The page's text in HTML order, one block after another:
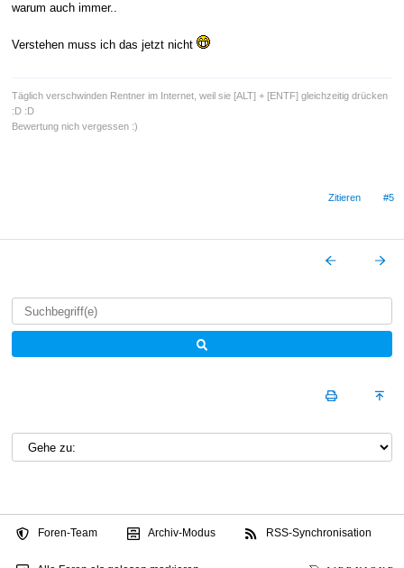
warum auch immer..
Verstehen muss ich das jetzt nicht
Täglich verschwinden Rentner im Internet, weil sie [ALT] + [ENTF] gleichzeitig drücken
:D :D
Bewertung nich vergessen :)
Zitieren #5
Foren-Team Archiv-Modus RSS-Synchronisation